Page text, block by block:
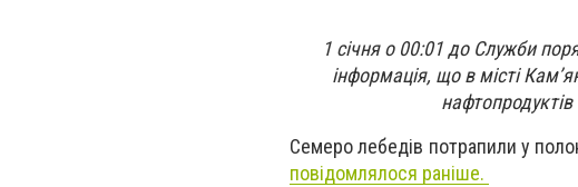
1 січня о 00:01 до Служби
інформація, що в місті
Семеро лебедів потрапили у
повідомлялося раніше.